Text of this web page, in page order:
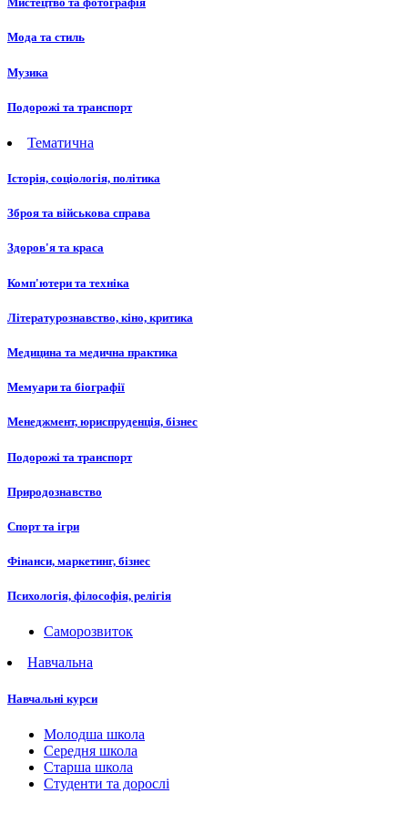
Мода та стиль
Музика
Подорожі та транспорт
Тематична
Історія, соціологія, політика
Зброя та військова справа
Здоров'я та краса
Комп'ютери та техніка
Літературознавство, кіно, критика
Медицина та медична практика
Мемуари та біографії
Менеджмент, юриспруденція, бізнес
Подорожі та транспорт
Природознавство
Спорт та ігри
Фінанси, маркетинг, бізнес
Психологія, філософія, релігія
Саморозвиток
Навчальна
Навчальні курси
Молодша школа
Середня школа
Старша школа
Студенти та дорослі